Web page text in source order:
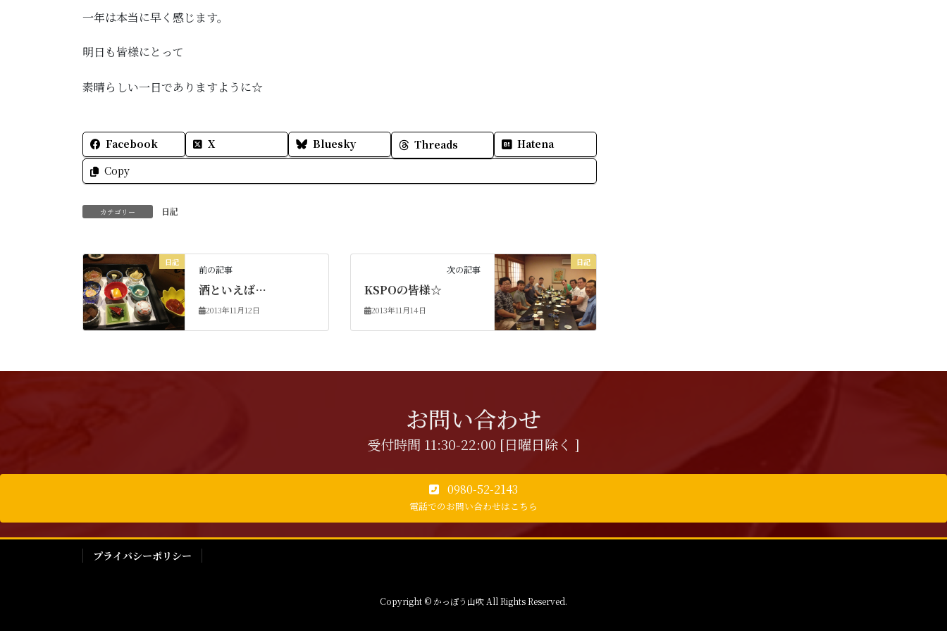
一年は本当に早く感じます。
明日も皆様にとって
素晴らしい一日でありますように☆
Facebook X Bluesky Threads
Hatena
Copy
カテゴリー 日記
日記
前の記事
酒といえば…
2013年11月12日
日記
次の記事
KSPOの皆様☆
2013年11月14日
お問い合わせ
受付時間 11:30-22:00 [日曜日除く ]
0980-52-2143
電話でのお問い合わせはこちら
プライバシーポリシー
Copyright © かっぽう山吹 All Rights Reserved.